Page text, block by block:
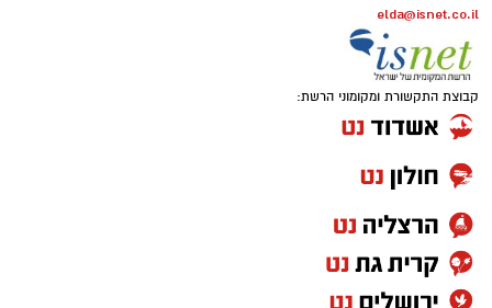
רז עם צוות הסייבר. צילום: פרטי
לא חגג 19. מאחורי החיוך הצנוע מסתתר אחד
הצעירים המסקרנים בתחום הסייבר בישראל. כבר
בגיל 17 הוביל צוותי מחקר ופיתוח, והיום הוא
מבצע בדיקות חדירות לעסקים - אותן בדיקות
שמטרתן לחשוף פרצות אבטחה לפני שפושעי
פרסום ברשת ישראל נט - אלדה נתנאל
050-7870908
elda@isnet.co.il
קבוצת התקשורת ומקומוני הרשת: